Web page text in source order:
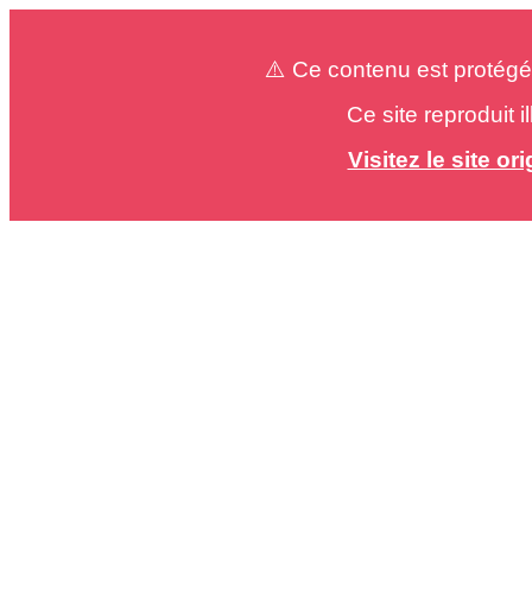
⚠️ Ce contenu est
Ce site reproduit
Visitez le site